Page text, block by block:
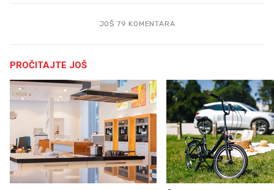
JOŠ 79 KOMENTARA
PROČITAJTE JOŠ